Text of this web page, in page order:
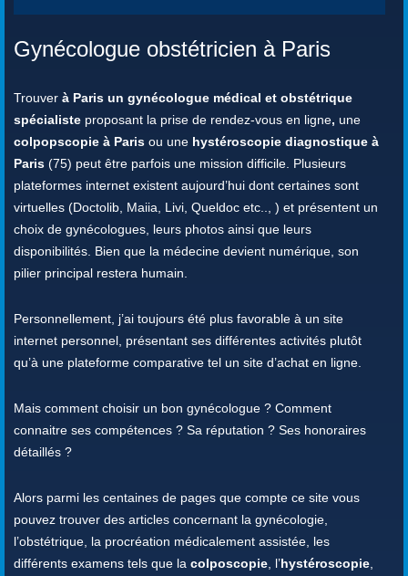
Gynécologue obstétricien à Paris
Trouver à Paris un gynécologue médical et obstétrique
spécialiste proposant la prise de rendez-vous en ligne, une
colpopscopie à Paris ou une hystéroscopie diagnostique à
Paris (75) peut être parfois une mission difficile. Plusieurs
plateformes internet existent aujourd’hui dont certaines sont
virtuelles (Doctolib, Maiia, Livi, Queldoc etc.., ) et présentent un
choix de gynécologues, leurs photos ainsi que leurs
disponibilités. Bien que la médecine devient numérique, son
pilier principal restera humain.
Personnellement, j’ai toujours été plus favorable à un site
internet personnel, présentant ses différentes activités plutôt
qu’à une plateforme comparative tel un site d’achat en ligne.
Mais comment choisir un bon gynécologue ? Comment
connaitre ses compétences ? Sa réputation ? Ses honoraires
détaillés ?
Alors parmi les centaines de pages que compte ce site vous
pouvez trouver des articles concernant la gynécologie,
l’obstétrique, la procréation médicalement assistée, les
différents examens tels que la colposcopie , l’hystéroscopie